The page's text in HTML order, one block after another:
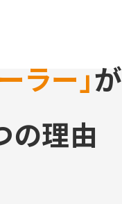
ラー」が
の理由